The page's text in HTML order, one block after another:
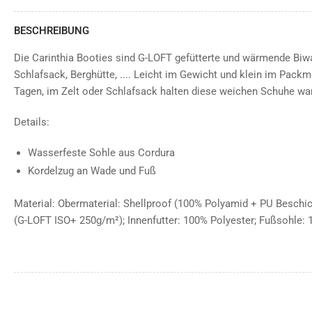
BESCHREIBUNG
Die Carinthia Booties sind G-LOFT gefütterte und wärmende
Schlafsack, Berghütte, .... Leicht im Gewicht und klein im
Tagen, im Zelt oder Schlafsack halten diese weichen Schuhe
Details:
Wasserfeste Sohle aus Cordura
Kordelzug an Wade und Fuß
Material: Obermaterial: Shellproof (100% Polyamid + PU
(G-LOFT ISO+ 250g/m²); Innenfutter: 100% Polyester; Fußsohle: